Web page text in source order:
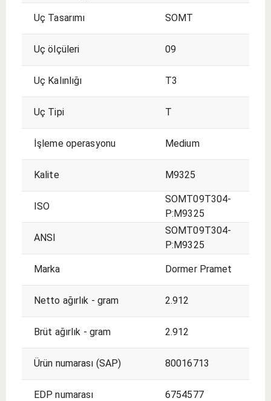
Uç Tasarımı SOMT
Uç ölçüleri 09
Uç Kalınlığı T3
Uç Tipi T
İşleme operasyonu Medium
Kalite M9325
ISO
SOMT09T304-
P:M9325
ANSI
SOMT09T304-
P:M9325
Marka Dormer Pramet
Netto ağırlık - gram 2.912
Brüt ağırlık - gram 2.912
Ürün numarası (SAP) 80016713
EDP numarası 6754577